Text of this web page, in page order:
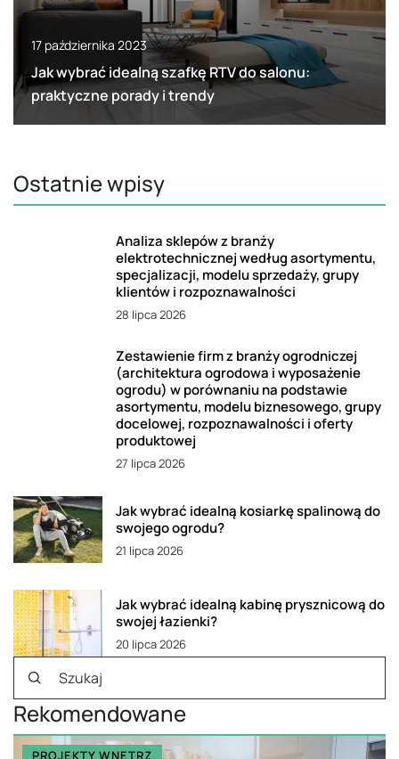
17 października 2023
Jak wybrać idealną szafkę RTV do salonu:
praktyczne porady i trendy
Ostatnie wpisy
Analiza sklepów z branży
elektrotechnicznej według asortymentu,
specjalizacji, modelu sprzedaży, grupy
klientów i rozpoznawalności
28 lipca 2026
Zestawienie firm z branży ogrodniczej
(architektura ogrodowa i wyposażenie
ogrodu) w porównaniu na podstawie
asortymentu, modelu biznesowego, grupy
docelowej, rozpoznawalności i oferty
produktowej
27 lipca 2026
Jak wybrać idealną kosiarkę spalinową do
swojego ogrodu?
21 lipca 2026
Jak wybrać idealną kabinę prysznicową do
swojej łazienki?
20 lipca 2026
Rekomendowane
PROJEKTY WNĘTRZ